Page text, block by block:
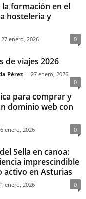
la formación en el
hostelería y
27 enero, 2026 0
de viajes 2026
Pérez - 27 enero, 2026
0
para comprar y
dominio web con
enero, 2026 0
Sella en canoa:
imprescindible
activo en Asturias
enero, 2026 0